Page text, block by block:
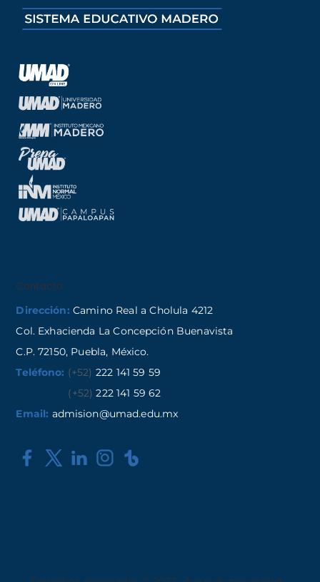
Contacto
Dirección: Camino Real a Cholula 4212
Col. Exhacienda La Concepción Buenavista
C.P. 72150, Puebla, México.
Teléfono: (+52) 222 141 59 59
(+52) 222 141 59 62
Email: admision@umad.edu.mx